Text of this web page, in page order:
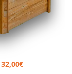
32,00€